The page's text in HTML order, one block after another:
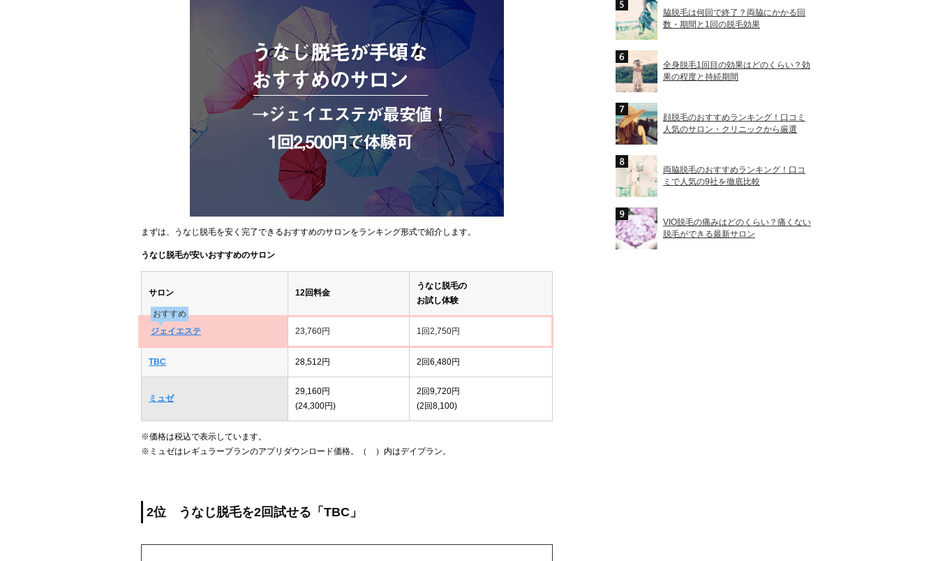
まずは、うなじ脱毛を安く完了できるおすすめのサロンをランキング形式で紹介します。
うなじ脱毛が安いおすすめのサロン
サロン 12回料金
うなじ脱毛の
お試し体験
おすすめ
ジェイエステ
23,760円 1回2,750円
TBC 28,512円 2回6,480円
ミュゼ
29,160円
(24,300円)
2回9,720円
(2回8,100)
※価格は税込で表示しています。
※ミュゼはレギュラープランのアプリダウンロード価格。（ ）内はデイプラン。
2位 うなじ脱毛を2回試せる「TBC」
脇脱毛は何回で終了？両脇にかかる回
数・期間と1回の脱毛効果
全身脱毛1回目の効果はどのくらい？効
果の程度と持続期間
顔脱毛のおすすめランキング！口コミ
人気のサロン・クリニックから厳選
両脇脱毛のおすすめランキング！口コ
ミで人気の9社を徹底比較
VIO脱毛の痛みはどのくらい？痛くない
脱毛ができる最新サロン